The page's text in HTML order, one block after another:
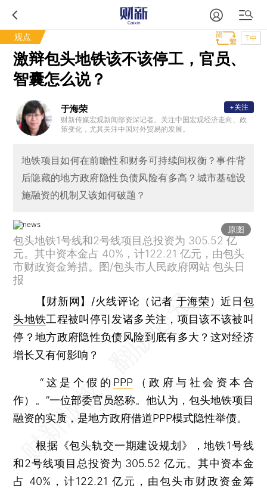
观点 T中
激辩包头地铁该不该停工，官员、
智囊怎么说？
于海荣
财新传媒宏观新闻部资深记者。关注中国宏观经济走向、政
策变化，尤其关注中国对外贸易的发展。
+关注
地铁项目如何在前瞻性和财务可持续间权衡？事件背
后隐藏的地方政府隐性负债风险有多高？城市基础设
施融资的机制又该如何破题？
原图
包头地铁1号线和2号线项目总投资为 305.52 亿
元。其中资本金占 40%，计122.21 亿元，由包头
市财政资金筹措。图/包头市人民政府网站 包头日
报
【财新网】/火线评论（记者 于海荣）近日包
头地铁工程被叫停引发诸多关注，项目该不该被叫
停？地方政府隐性负债风险到底有多大？这对经济
增长又有何影响？
“这是个假的 PPP （政府与社会资本合
作）。”一位部委官员怒称。他认为，包头地铁项目
融资的实质，是地方政府借道PPP模式隐性举债。
根据《包头轨交一期建设规划》，地铁1号线
和2号线项目总投资为 305.52 亿元。其中资本金
占 40%，计122.21 亿元，由包头市财政资金筹